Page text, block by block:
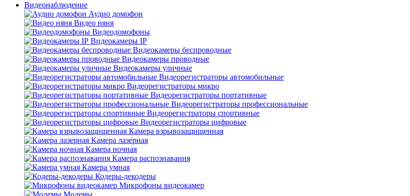
Видеонаблюдение
Аудио домофон
Видео няня
Видеодомофоны
Видеокамеры IP
Видеокамеры беспроводные
Видеокамеры проводные
Видеокамеры уличные
Видеорегистраторы автомобильные
Видеорегистраторы микро
Видеорегистраторы портативные
Видеорегистраторы профессиональные
Видеорегистраторы спортивные
Видеорегистраторы цифровые
Камера взрывозащищенная
Камера лазерная
Камера ночная
Камера распознавания
Камера умная
Кодеры-декодеры
Микрофоны видеокамер
Модемы